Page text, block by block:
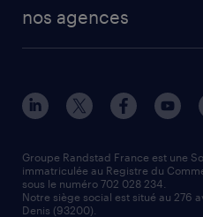
manutentionnaire
assistant administratif
comptable
solutions opérationnelles
contact entreprise
faq intérim / recrutement
nos agences
nos agences par ville
nos agences par région
nos cabinets de
Groupe Randstad France est une
immatriculée au Registre du
sous le numéro 702 028 234.
Notre siège social est situé au 276
Denis (93200).